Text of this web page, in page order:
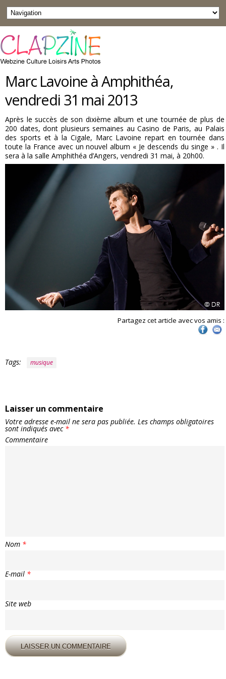
Marc Lavoine à Amphithéa,
vendredi 31 mai 2013
Après le succès de son dixième album et une tournée de plus de
200 dates, dont plusieurs semaines au Casino de Paris, au Palais
des sports et à la Cigale, Marc Lavoine repart en tournée dans
toute la France avec un nouvel album « Je descends du singe » . Il
sera à la salle Amphithéa d’Angers, vendredi 31 mai, à 20h00.
Partagez cet article avec vos amis :
Tags: musique
Laisser un commentaire
Votre adresse e-mail ne sera pas publiée. Les champs obligatoires
sont indiqués avec *
Commentaire
Nom *
E-mail *
Site web